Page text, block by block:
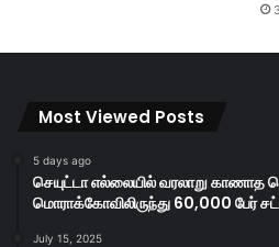
Most Viewed Posts
5 days ago
செயுட்டா எல்லையில் வரலாறு காணாத
மொராக்கோவிலிருந்து 60,000 பேர்
July 15, 2025